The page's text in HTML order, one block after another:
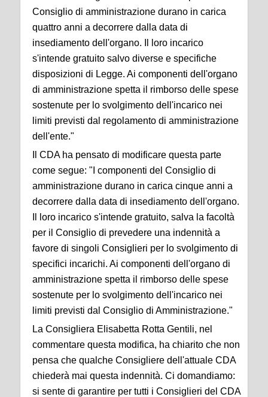
Consiglio di amministrazione durano in carica
quattro anni a decorrere dalla data di
insediamento dell'organo. Il loro incarico
s'intende gratuito salvo diverse e specifiche
disposizioni di Legge. Ai componenti dell'organo
di amministrazione spetta il rimborso delle spese
sostenute per lo svolgimento dell'incarico nei
limiti previsti dal regolamento di amministrazione
dell'ente."
Il CDA ha pensato di modificare questa parte
come segue: "I componenti del Consiglio di
amministrazione durano in carica cinque anni a
decorrere dalla data di insediamento dell'organo.
Il loro incarico s'intende gratuito, salva la facoltà
per il Consiglio di prevedere una indennità a
favore di singoli Consiglieri per lo svolgimento di
specifici incarichi. Ai componenti dell'organo di
amministrazione spetta il rimborso delle spese
sostenute per lo svolgimento dell'incarico nei
limiti previsti dal Consiglio di Amministrazione."
La Consigliera Elisabetta Rotta Gentili, nel
commentare questa modifica, ha chiarito che non
pensa che qualche Consigliere dell'attuale CDA
chiederà mai questa indennità. Ci domandiamo:
si sente di garantire per tutti i Consiglieri del CDA